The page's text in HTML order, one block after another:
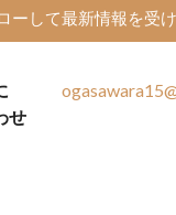
ーして最新情報を受
せ